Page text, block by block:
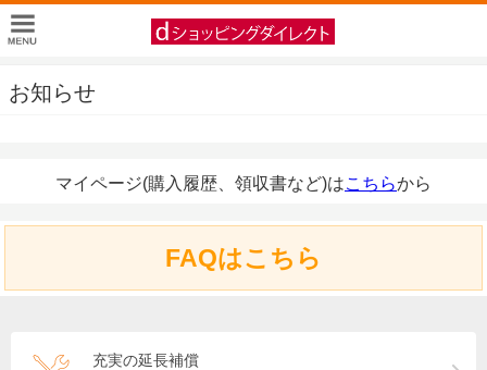
お知らせ
マイページ(購入履歴、領収書など)はこちらから
FAQはこちら
充実の延長補償